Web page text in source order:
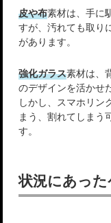
皮や布素材は、手に
すが、汚れても取り
があります。
強化ガラス素材は、
のデザインを活かせ
しかし、スマホリン
まう、割れてしまう
す。
状況にあっ